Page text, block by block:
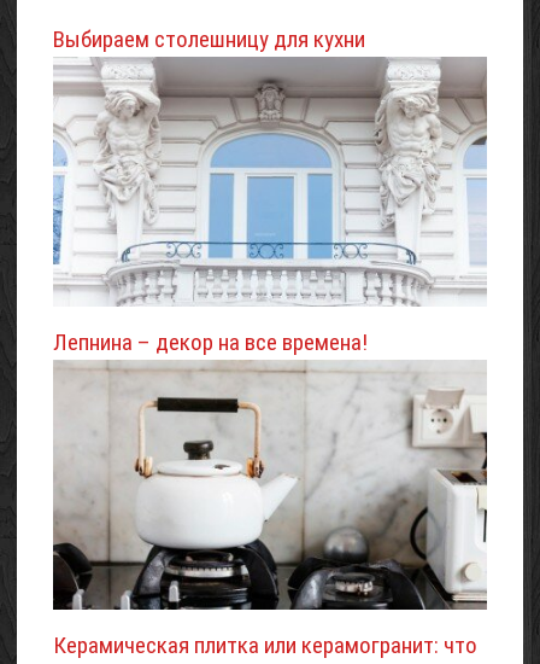
Выбираем столешницу для кухни
Лепнина – декор на все времена!
Керамическая плитка или керамогранит: что